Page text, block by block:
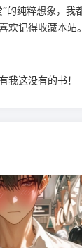
的纯粹想象，我
欢记得收藏本站。
我这没有的书！